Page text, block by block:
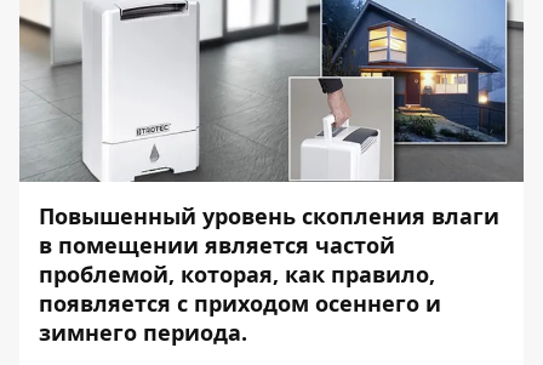
Повышенный уровень скопления влаги
в помещении является частой
проблемой, которая, как правило,
появляется с приходом осеннего и
зимнего периода.